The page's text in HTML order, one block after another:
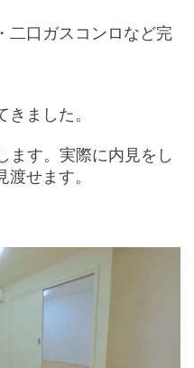
二口ガスコンロなど完
ました。
ます。実際に内見をし
せます。